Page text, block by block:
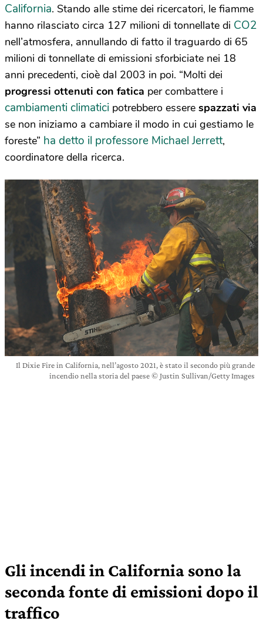
California. Stando alle stime dei ricercatori, le fiamme
hanno rilasciato circa 127 milioni di tonnellate di CO2
nell’atmosfera, annullando di fatto il traguardo di 65
milioni di tonnellate di emissioni sforbiciate nei 18
anni precedenti, cioè dal 2003 in poi. “Molti dei
progressi ottenuti con fatica per combattere i
cambiamenti climatici potrebbero essere spazzati via
se non iniziamo a cambiare il modo in cui gestiamo le
foreste” ha detto il professore Michael Jerrett,
coordinatore della ricerca.
Il Dixie Fire in California, nell’agosto 2021, è stato il secondo più grande
incendio nella storia del paese © Justin Sullivan/Getty Images
Gli incendi in California sono la
seconda fonte di emissioni dopo il
traffico